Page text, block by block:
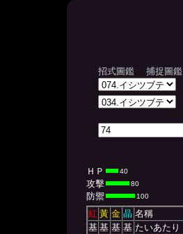
招式圖鑑 捕捉圖鑑
ＨＰ 40
攻擊 80
防禦 100
紅 黃 金 晶 名稱
基 基 基 基 たいあたり